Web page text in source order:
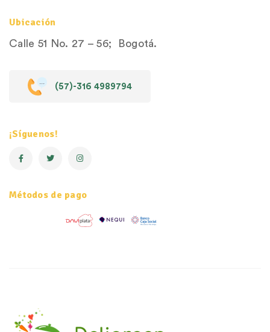
Ubicación
Calle 51 No. 27 – 56; Bogotá.
(57)-316 4989794
¡Síguenos!
Métodos de pago